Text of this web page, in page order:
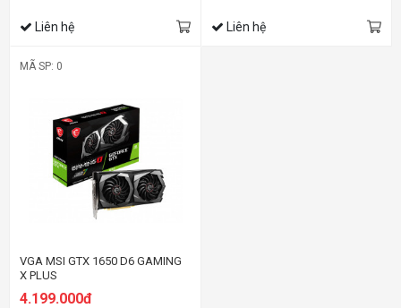
Liên hệ Liên hệ
MÃ SP: 0
VGA MSI GTX 1650 D6 GAMING
X PLUS
4.199.000đ